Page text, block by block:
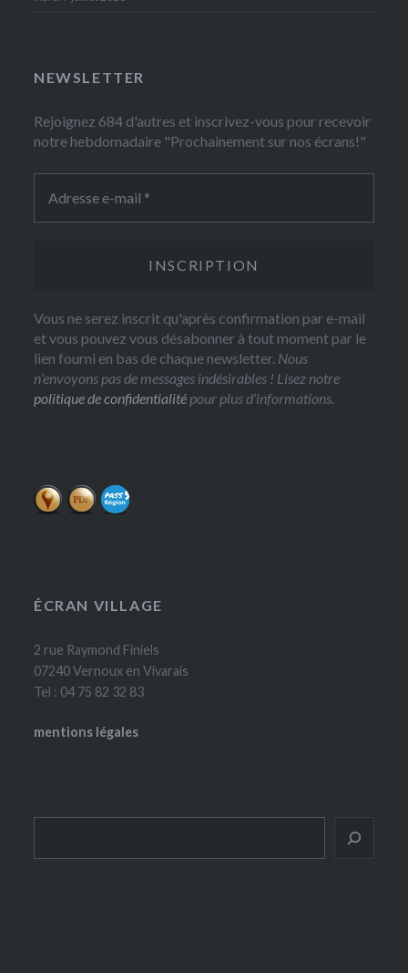
NEWSLETTER
Rejoignez 684 d'autres et inscrivez-vous pour recevoir
notre hebdomadaire "Prochainement sur nos écrans!"
Vous ne serez inscrit qu'après confirmation par e-mail
et vous pouvez vous désabonner à tout moment par le
lien fourni en bas de chaque newsletter. Nous
n’envoyons pas de messages indésirables ! Lisez notre
politique de confidentialité pour plus d’informations.
ÉCRAN VILLAGE
2 rue Raymond Finiels
07240 Vernoux en Vivarais
Tel : 04 75 82 32 83
mentions légales